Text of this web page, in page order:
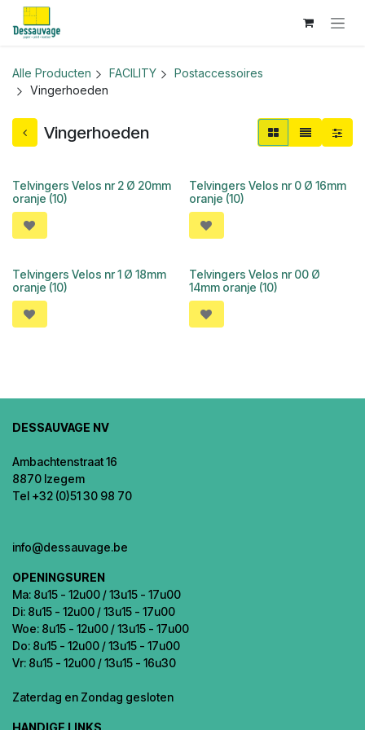
Overslaan naar inhoud
Alle Producten FACILITY
Postaccessoires
Vingerhoeden
Vingerhoeden
Telvingers Velos nr 2 Ø 20mm
oranje (10)
Telvingers Velos nr 0 Ø 16mm
oranje (10)
Telvingers Velos nr 1 Ø 18mm
oranje (10)
Telvingers Velos nr 00 Ø
14mm oranje (10)
DESSAUVAGE NV
Ambachtenstraat 16
8870 Izegem
Tel +32 (0)51 30 98 70
info@dessauvage.be
OPENINGSUREN
Ma: 8u15 - 12u00 / 13u15 - 17u00
Di: 8u15 - 12u00 / 13u15 - 17u00
Woe: 8u15 - 12u00 / 13u15 - 17u00
Do: 8u15 - 12u00 / 13u15 - 17u00
Vr: 8u15 - 12u00 / 13u15 - 16u30
Zaterdag en Zondag gesloten